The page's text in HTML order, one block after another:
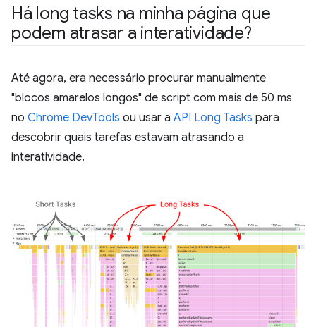
Há long tasks na minha página que
podem atrasar a interatividade?
Até agora, era necessário procurar manualmente
"blocos amarelos longos" de script com mais de 50 ms
no Chrome DevTools ou usar a API Long Tasks para
descobrir quais tarefas estavam atrasando a
interatividade.